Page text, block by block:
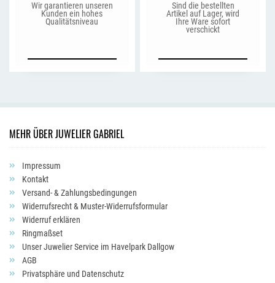
Wir garantieren unseren
Kunden ein hohes
Qualitätsniveau
Sind die bestellten
Artikel auf Lager, wird
Ihre Ware sofort
verschickt
MEHR ÜBER JUWELIER GABRIEL
Impressum
Kontakt
Versand- & Zahlungsbedingungen
Widerrufsrecht & Muster-Widerrufsformular
Widerruf erklären
Ringmaßset
Unser Juwelier Service im Havelpark Dallgow
AGB
Privatsphäre und Datenschutz